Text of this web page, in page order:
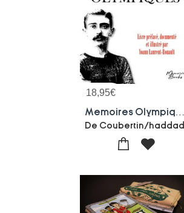
18,95€
De Coubertin/haddad